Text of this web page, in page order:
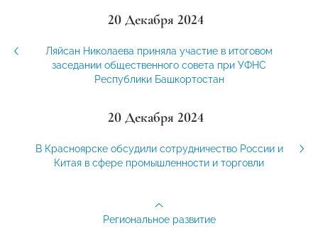
20 Декабря 2024
Ляйсан Николаева приняла участие в итоговом
заседании общественного совета при УФНС
Республики Башкортостан
20 Декабря 2024
В Красноярске обсудили сотрудничество России и
Китая в сфере промышленности и торговли
Региональное развитие